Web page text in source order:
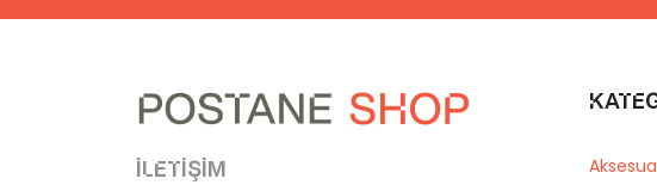
İletişim